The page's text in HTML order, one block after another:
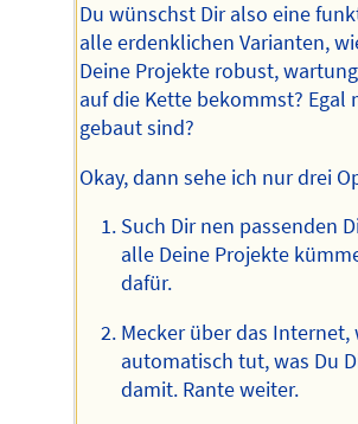
Du wünschst Dir also eine
alle erdenklichen Varianten,
Deine Projekte robust,
auf die Kette bekommst?
gebaut sind?
Okay, dann sehe ich nur drei
Such Dir nen passenden
alle Deine Projekte
dafür.
Mecker über das
automatisch tut, was Du
damit. Rante weiter.